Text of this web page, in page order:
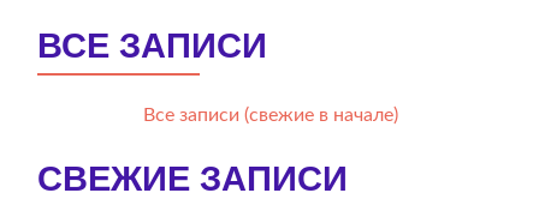
ВСЕ ЗАПИСИ
Все записи (свежие в начале)
СВЕЖИЕ ЗАПИСИ